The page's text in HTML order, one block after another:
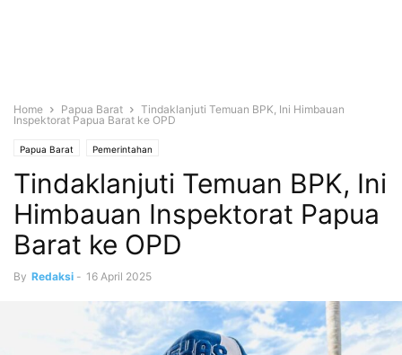
Home Papua Barat
Tindaklanjuti Temuan BPK, Ini Himbauan
Inspektorat Papua Barat ke OPD
Papua Barat Pemerintahan
Tindaklanjuti Temuan BPK, Ini
Himbauan Inspektorat Papua
Barat ke OPD
By Redaksi - 16 April 2025